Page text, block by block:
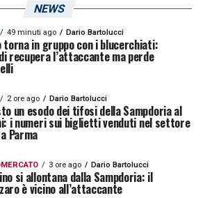
NEWS
49 minuti ago Dario Bartolucci
torna in gruppo con i blucerchiati:
recupera l’attaccante ma perde
2 ore ago Dario Bartolucci
un esodo dei tifosi della Sampdoria al
i numeri sui biglietti venduti nel settore
Parma
3 ore ago Dario Bartolucci
si allontana dalla Sampdoria: il
è vicino all’attaccante